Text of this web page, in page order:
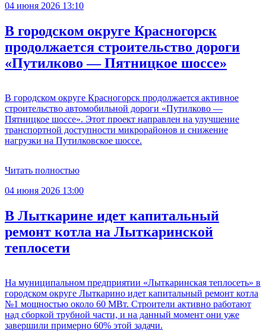
04 июня 2026 13:10
В городском округе Красногорск
продолжается строительство дороги
«Путилково — Пятницкое шоссе»
В городском округе Красногорск продолжается активное
строительство автомобильной дороги «Путилково —
Пятницкое шоссе». Этот проект направлен на улучшение
транспортной доступности микрорайонов и снижение
нагрузки на Путилковское шоссе.
Читать полностью
04 июня 2026 13:00
В Лыткарине идет капитальный
ремонт котла на Лыткаринской
теплосети
На муниципальном предприятии «Лыткаринская теплосеть» в
городском округе Лыткарино идет капитальный ремонт котла
№1 мощностью около 60 МВт. Строители активно работают
над сборкой трубной части, и на данный момент они уже
завершили примерно 60% этой задачи.